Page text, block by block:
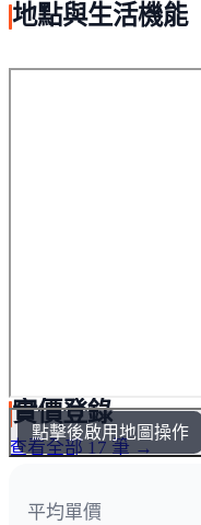
地點與生活機能
點擊後啟用地圖操作
實價登錄
查看全部 17 筆 →
平均單價